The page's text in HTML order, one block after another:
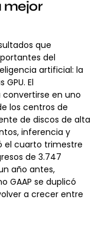
mejor
que
del
artificial: la
El
en uno
los centros de
de discos de alta
inferencia y
el cuarto trimestre
de 3.747
año antes,
GAAP se duplicó
a crecer entre